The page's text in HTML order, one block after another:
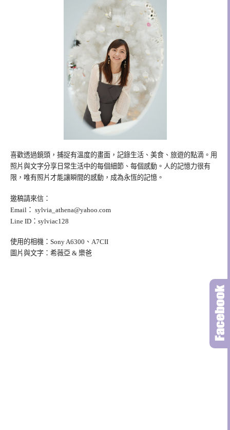
喜歡透過鏡頭，捕捉有溫度的畫面，記錄生活、美食、旅遊的點滴。用
照片與文字分享日常生活中的每個細節、每個感動。人的記憶力很有
限，唯有照片才能讓瞬間的感動，成為永恆的記憶。
邀稿請來信：
Email： sylvia_athena@yahoo.com
Line ID：sylviac128
使用的相機：Sony A6300、A7CII
圖片與文字：希薇亞 & 樂爸